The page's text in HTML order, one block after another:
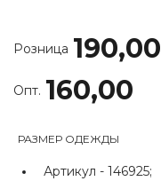
Розница 190,00
Опт. 160,00
РАЗМЕР ОДЕЖДЫ
Артикул - 146925;